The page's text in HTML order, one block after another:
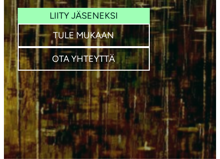
LIITY JÄSENEKSI
TULE MUKAAN
OTA YHTEYTTÄ
Itäkylä